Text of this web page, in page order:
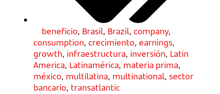
beneficio, Brasil, Brazil, company,
consumption, crecimiento, earnings,
growth, infraestructura, inversión, Latin
America, Latinamérica, materia prima,
méxico, multilatina, multinational, sector
bancario, transatlantic